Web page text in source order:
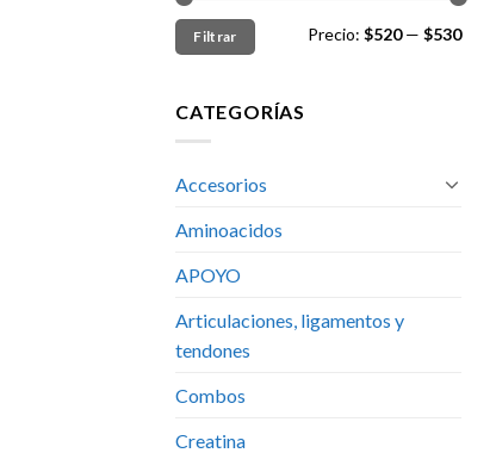
Filtrar Precio: $520— $530
CATEGORÍAS
Accesorios
Aminoacidos
APOYO
Articulaciones, ligamentos y
tendones
Combos
Creatina